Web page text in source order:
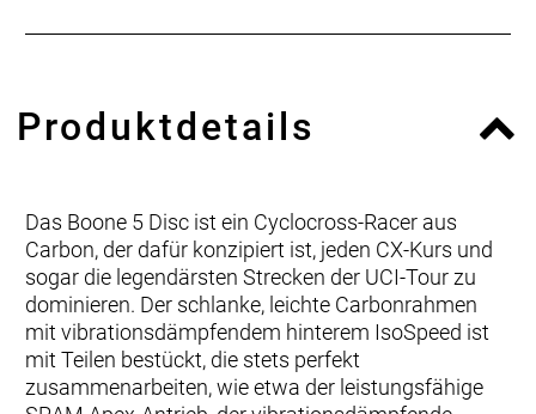
Produktdetails
Das Boone 5 Disc ist ein Cyclocross-Racer aus
Carbon, der dafür konzipiert ist, jeden CX-Kurs und
sogar die legendärsten Strecken der UCI-Tour zu
dominieren. Der schlanke, leichte Carbonrahmen
mit vibrationsdämpfendem hinterem IsoSpeed ist
mit Teilen bestückt, die stets perfekt
zusammenarbeiten, wie etwa der leistungsfähige